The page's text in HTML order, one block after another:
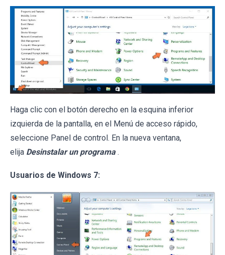
Haga clic con el botón derecho en la esquina inferior
izquierda de la pantalla, en el Menú de acceso rápido,
seleccione Panel de control. En la nueva ventana,
elija Desinstalar un programa .
Usuarios de Windows 7: